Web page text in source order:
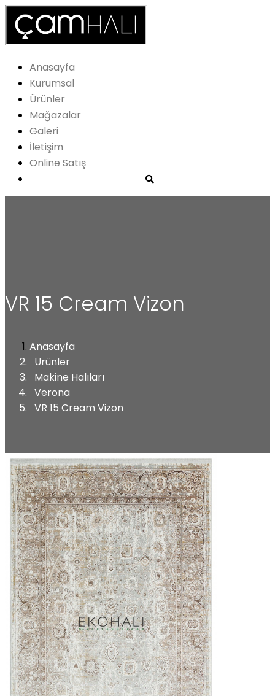
Anasayfa
Kurumsal
Ürünler
Mağazalar
Galeri
İletişim
Online Satış
VR 15 Cream Vizon
Anasayfa
Ürünler
Makine Halıları
Verona
VR 15 Cream Vizon